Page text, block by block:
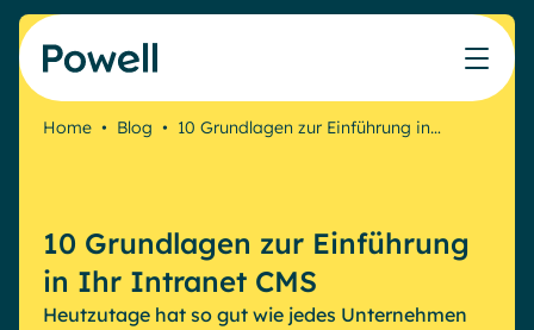
Skip to content
HR Plattform
ProduktePowell Governance
Ihre MS-Governance-Lösung
Treten Sie dem Expertennetzwerk von Powell bei
Blog
Webinare
Home • Blog • 10 Grundlagen zur Einführung in…
10 Grundlagen zur Einführung
in Ihr Intranet CMS
Heutzutage hat so gut wie jedes Unternehmen